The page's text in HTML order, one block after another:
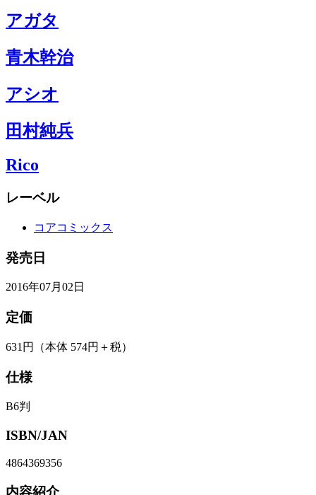
アガタ
青木幹治
アシオ
田村純兵
Rico
レーベル
コアコミックス
発売日
2016年07月02日
定価
631円 （本体 574円＋税）
仕様
B6判
ISBN/JAN
4864369356
内容紹介